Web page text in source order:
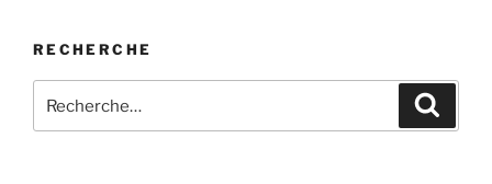
RECHERCHE
pour